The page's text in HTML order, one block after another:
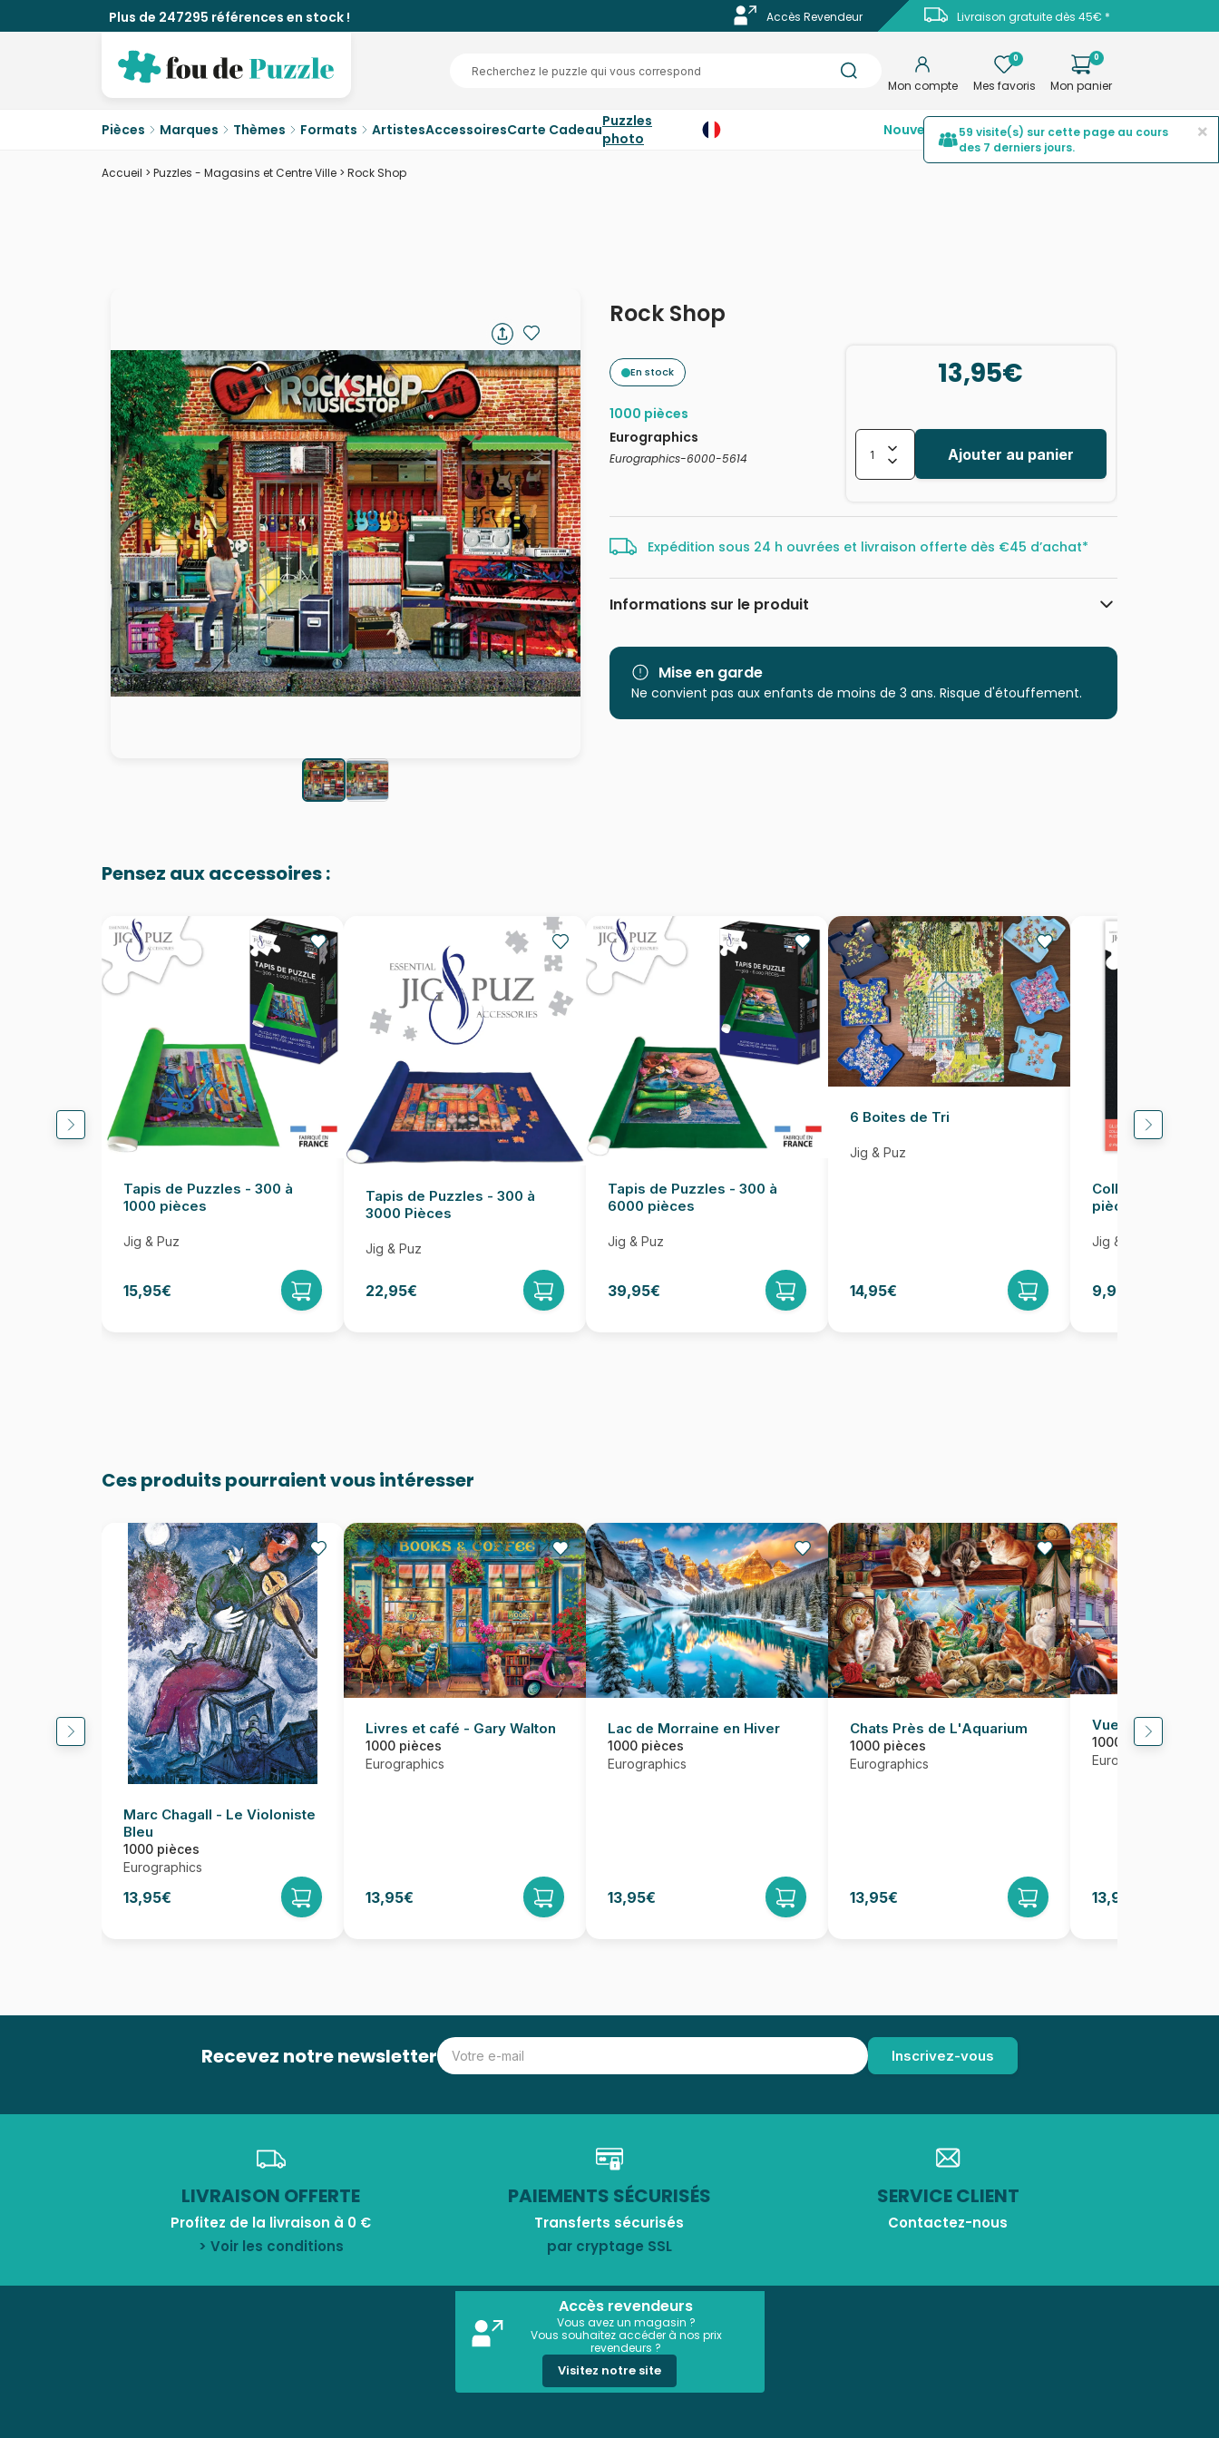
Plus de 247295 références en stock ! Livraison gratuite dès 45€ *
Accès Revendeur
Mon compte
0
Mes favoris
0
Mon panier
Pièces Marques Thèmes Formats ArtistesAccessoiresCarte CadeauPuzzles
photo
NouveautésTop ventesPromotions
Accueil > Puzzles - Magasins et Centre Ville > Rock Shop
Rock Shop
En stock
1000 pièces
Eurographics
Eurographics-6000-5614
13,95€
Ajouter au panier
Expédition sous 24 h ouvrées et livraison offerte dès €45 d’achat*
Informations sur le produit
Catégorie
Age
Puzzle pour Adultes (500 à 48.000
pièces)
Mise en garde
Ne convient pas aux enfants de moins de 3 ans. Risque d'étouffement.
Pensez aux accessoires :
Tapis de Puzzles - 300 à
1000 pièces
Jig & Puz
15,95€
Tapis de Puzzles - 300 à
3000 Pièces
Jig & Puz
22,95€
Tapis de Puzzles - 300 à
6000 pièces
Jig & Puz
39,95€
6 Boites de Tri
Jig & Puz
14,95€
Colle pour Puzzle
pièces
Jig & Puz
9,95€
Ces produits pourraient vous intéresser
Marc Chagall - Le Violoniste
Bleu
1000 pièces
Eurographics
13,95€
Livres et café - Gary Walton
1000 pièces
Eurographics
13,95€
Lac de Morraine en Hiver
1000 pièces
Eurographics
13,95€
Chats Près de L'Aquarium
1000 pièces
Eurographics
13,95€
Vue de Paris,
1000 pièces
Eurographics
13,95€
Recevez notre newsletter
LIVRAISON OFFERTE
Profitez de la livraison à 0 €
> Voir les conditions
PAIEMENTS SÉCURISÉS
Transferts sécurisés
par cryptage SSL
SERVICE CLIENT
Contactez-nous
Accès revendeurs
Vous avez un magasin ?
Vous souhaitez accéder à nos prix
revendeurs ?
Visitez notre site
×
59 visite(s) sur cette page au cours
des 7 derniers jours.